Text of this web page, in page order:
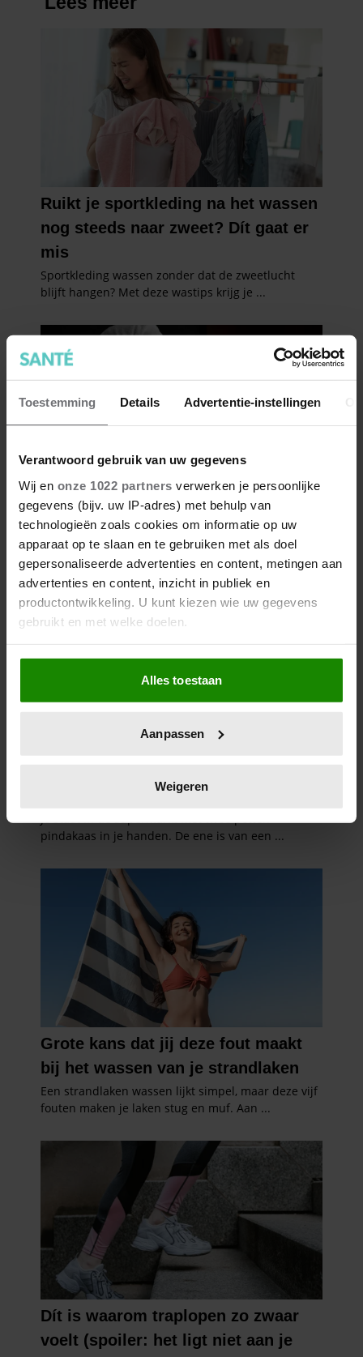
Toestemming Details Advertentie-instellingen
Verantwoord gebruik van uw gegevens
Wij en onze 1022 partners verwerken je persoonlijke
gegevens (bijv. uw IP-adres) met behulp van
technologieën zoals cookies om informatie op uw
apparaat op te slaan en te gebruiken met als doel
gepersonaliseerde advertenties en content, metingen aan
advertenties en content, inzicht in publiek en
productontwikkeling. U kunt kiezen wie uw gegevens
gebruikt en met welke doelen.
Als u het toestaat, willen we ook graag:
Informatie verzamelen over uw geografische
locatie, die tot een paar meter nauwkeurig kan zijn
scannen op specifieke eigenschappen (fingerprinting)
verwerkt en stel uw voorkeuren in het
intrekken in de Cookieverklaring.
personaliseren, om functies voor social media te bieden
en om ons websiteverkeer te analyseren. Ook delen we
informatie over uw gebruik van onze site met onze
partners voor social media, adverteren en analyse. Deze
partners kunnen deze gegevens combineren met andere
informatie die u aan ze heeft verstrekt of die ze hebben
verzameld op basis van uw gebruik van hun services. U
gaat akkoord met onze cookies als u onze website blijft
gebruiken.
Alles toestaan
Aanpassen
Weigeren